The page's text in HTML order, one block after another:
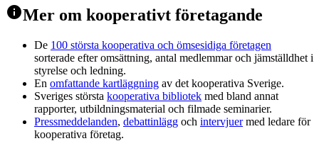
infoMer om kooperativt företagande
De 100 största kooperativa och ömsesidiga företagen
sorterade efter omsättning, antal medlemmar och jämställdhet i
styrelse och ledning.
En omfattande kartläggning av det kooperativa Sverige.
Sveriges största kooperativa bibliotek med bland annat
rapporter, utbildningsmaterial och filmade seminarier.
Pressmeddelanden, debattinlägg och intervjuermed ledare för
kooperativa företag.